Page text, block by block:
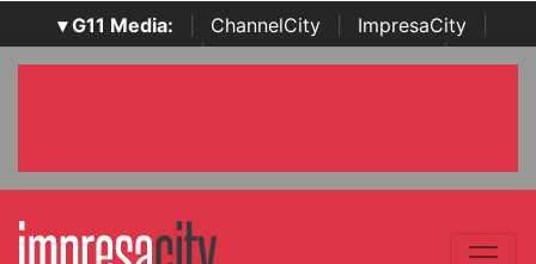
▾ G11 Media: ChannelCity ImpresaCity
SecurityOpenLab | Italian Channel Awards | Italian